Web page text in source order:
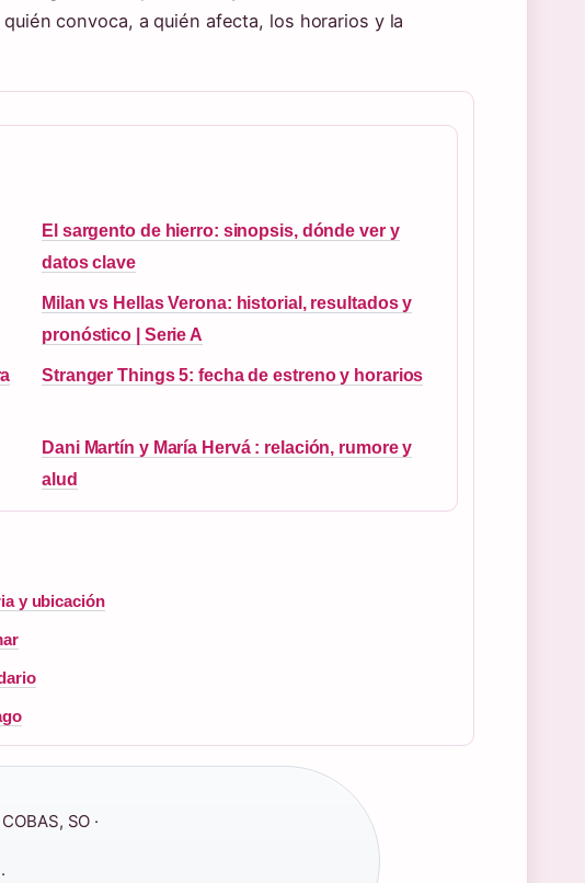
convoca, a quién afecta, los horarios y la
El sargento de hierro: sinopsis, dónde ver y
datos clave
Milan vs Hellas Verona: historial, resultados y
pronóstico | Serie A
Stranger Things 5: fecha de estreno y horarios
Dani Martín y María Hervá : relación, rumore y
alud
y ubicación
SO ·